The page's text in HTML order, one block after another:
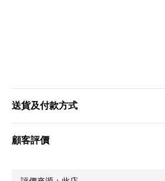
送貨及付款方式
顧客評價